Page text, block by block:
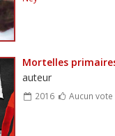
Mortelles
auteur
2016 Aucun vote